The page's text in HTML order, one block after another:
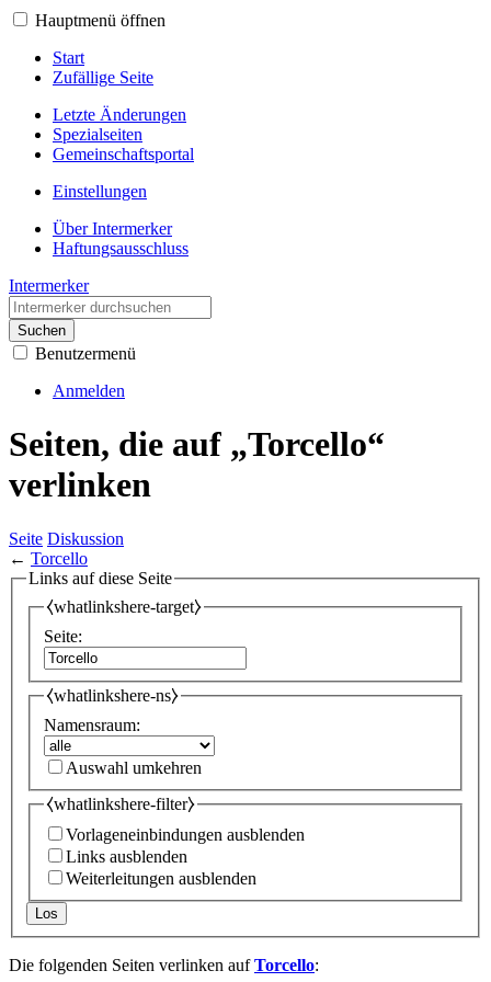
Hauptmenü öffnen
Start
Zufällige Seite
Letzte Änderungen
Spezialseiten
Gemeinschafts­portal
Einstellungen
Über Intermerker
Haftungsausschluss
Intermerker
Suchen
Benutzermenü
Anmelden
Seiten, die auf „Torcello“
verlinken
Seite Diskussion
← Torcello
Links auf diese Seite
⧼whatlinkshere-target⧽
Seite:
⧼whatlinkshere-ns⧽
Namensraum:
Auswahl umkehren
⧼whatlinkshere-filter⧽
Vorlageneinbindungen ausblenden
Links ausblenden
Weiterleitungen ausblenden
Los
Die folgenden Seiten verlinken aufTorcello: